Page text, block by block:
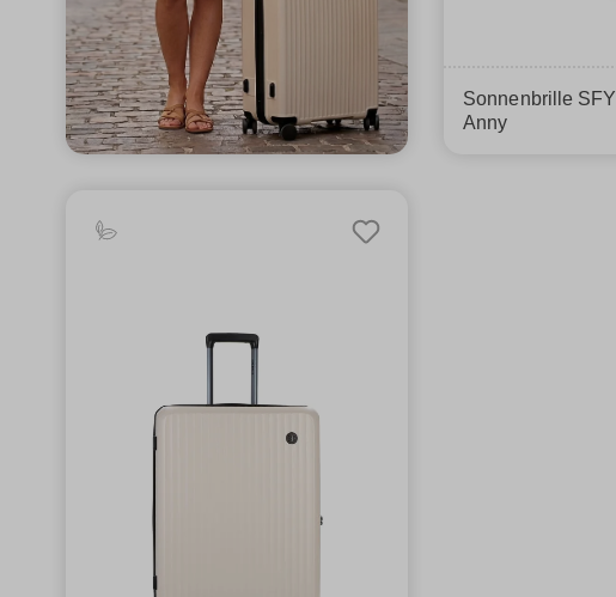
Sonnenbrille SFY
Anny